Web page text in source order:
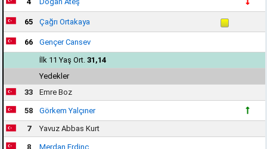
65 Çağrı Ortakaya
66
Gençer Cansev
İlk 11 Yaş Ort. 31,14
Yedekler
33
Emre Boz
58
Görkem Yalçıner
7
Yavuz Abbas Kurt
8 Merdan Erdinç